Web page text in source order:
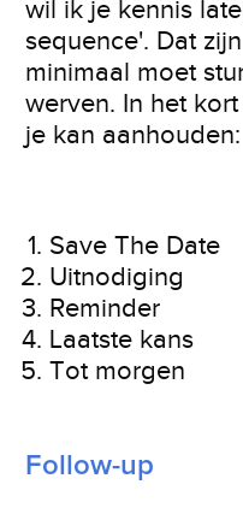
wil ik je kennis
sequence'. Dat
minimaal moet
werven. In het
je kan aanhouden:
Save The Date
Uitnodiging
Reminder
Laatste kans
Tot morgen
Follow-up